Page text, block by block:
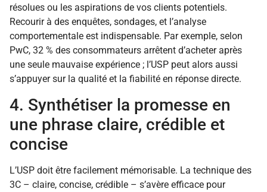
résolues ou les aspirations de vos clients potentiels.
Recourir à des enquêtes, sondages, et l’analyse
comportementale est indispensable. Par exemple, selon
PwC, 32 % des consommateurs arrêtent d’acheter après
une seule mauvaise expérience ; l’USP peut alors aussi
s’appuyer sur la qualité et la fiabilité en réponse directe.
4. Synthétiser la promesse en
une phrase claire, crédible et
concise
L’USP doit être facilement mémorisable. La technique des
3C – claire, concise, crédible – s’avère efficace pour